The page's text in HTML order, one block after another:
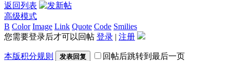
返回列表
高级模式
B Color Image Link Quote Code Smilies
您需要登录后才可以回帖 登录 | 注册
本版积分规则 发表回复 回帖后跳转到最后一页